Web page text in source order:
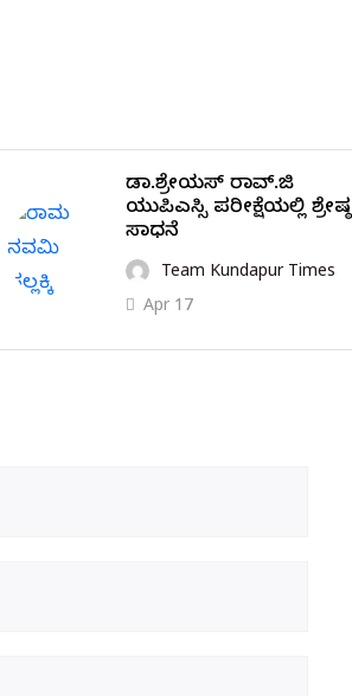
ಡಾ.ಶ್ರೇಯಸ್ ರಾವ್.ಜಿ
ಯುಪಿಎಸ್ಸಿ ಪರೀಕ್ಷೆಯಲ್ಲಿ ಶ್ರೇಷ್ಠ
ಸಾಧನೆ
Team Kundapur Times
Apr 17